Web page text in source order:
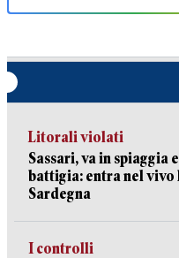
Litorali violati
Sassari, va in spiaggia
battigia: entra nel vivo
Sardegna
I controlli